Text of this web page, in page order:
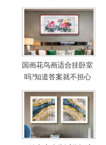
国画花鸟画适合挂卧室
吗?知道答案就不担心